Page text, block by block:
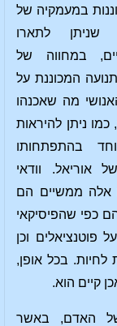
במעמקיה של
לתארו
במחווה של
המכוננת על
מה שאכנהו
ניתן להיראות
בהתפתחותו
אוריאל. וודאי
אלה ממשיים הם
כפי שהפיסיקאי
פוטנציאלים וכן
לחיות. בכל אופן,
קיים הוא.
האדם, באשר